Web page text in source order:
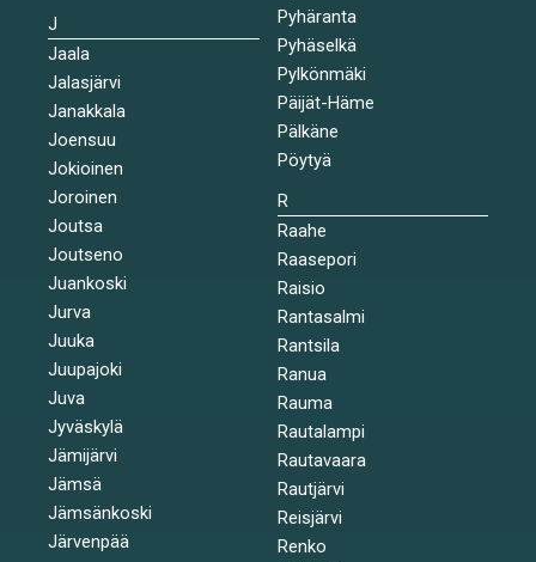
J
Jaala
Jalasjärvi
Janakkala
Joensuu
Jokioinen
Joroinen
Joutsa
Joutseno
Juankoski
Jurva
Juuka
Juupajoki
Juva
Jyväskylä
Jämijärvi
Jämsä
Jämsänkoski
Järvenpää
Pyhäranta
Pyhäselkä
Pylkönmäki
Päijät-Häme
Pälkäne
Pöytyä
R
Raahe
Raasepori
Raisio
Rantasalmi
Rantsila
Ranua
Rauma
Rautalampi
Rautavaara
Rautjärvi
Reisjärvi
Renko